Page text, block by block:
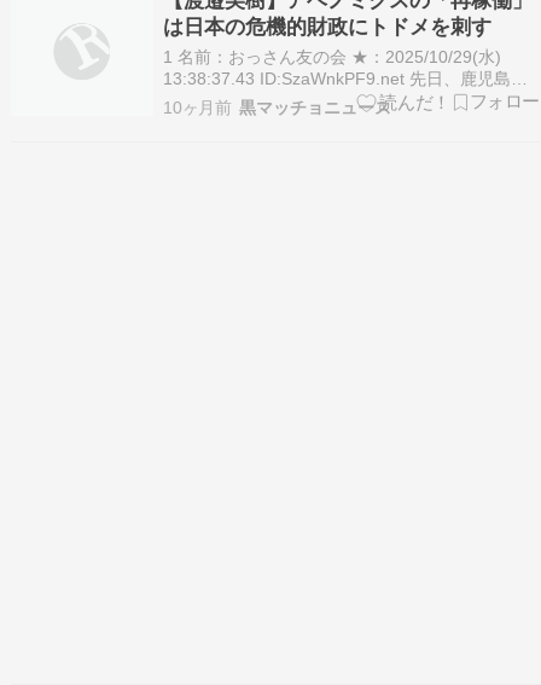
が必要だとして慎重論が相…
は日本の危機的財政にトドメを刺す
1 名前：おっさん友の会 ★：2025/10/29(水)
13:38:37.43 ID:SzaWnkPF9.net 先日、鹿児島大
学の稲盛会館で講演会を行った。高市早苗新首相
率いる自民党と日本維新の会の連立政権が発足し
10ヶ月前 黒マッチョニュース